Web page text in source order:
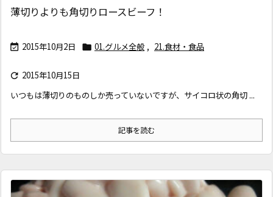
薄切りよりも角切りロースビーフ！
 2015年10月2日  01.グルメ全般 , 21.食材・食品
 2015年10月15日
いつもは薄切りのものしか売っていないですが、サイコロ状の角切 ...
記事を読む